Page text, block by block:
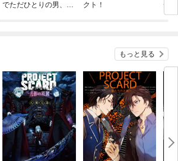
でただひとりの男、レ
クト！
チ
巻
もっと見る